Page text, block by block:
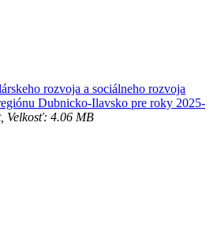
rozvoja a sociálneho rozvoja
Dubnicko-Ilavsko pre roky 2025-
Velkosť: 4.06 MB